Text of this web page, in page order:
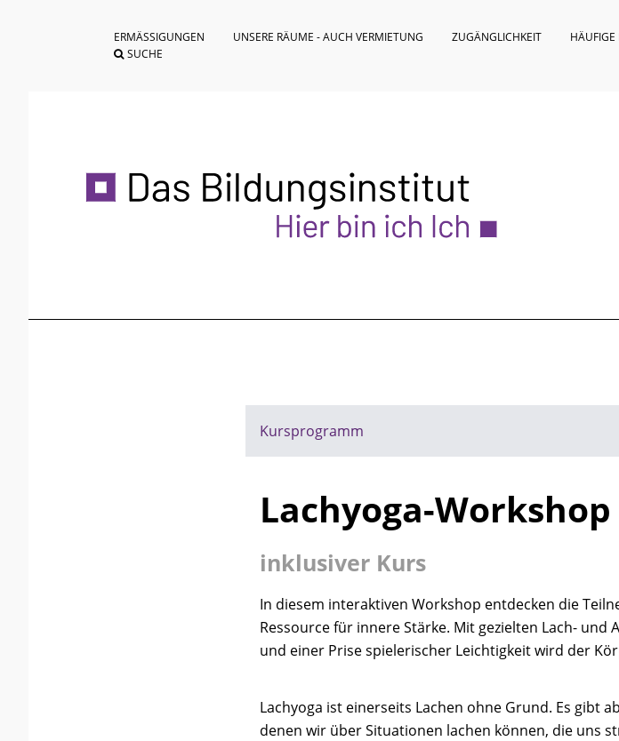
ERMÄSSIGUNGEN UNSERE RÄUME - AUCH VERMIETUNG ZUGÄNGLICHKEIT HÄUFIGE
SUCHE
Kursprogramm
Lachyoga-Workshop
inklusiver Kurs
In diesem interaktiven Workshop entdecken die
Ressource für innere Stärke. Mit gezielten Lach-
und einer Prise spielerischer Leichtigkeit wird der
Lachyoga ist einerseits Lachen ohne Grund. Es gibt
denen wir über Situationen lachen können, die uns